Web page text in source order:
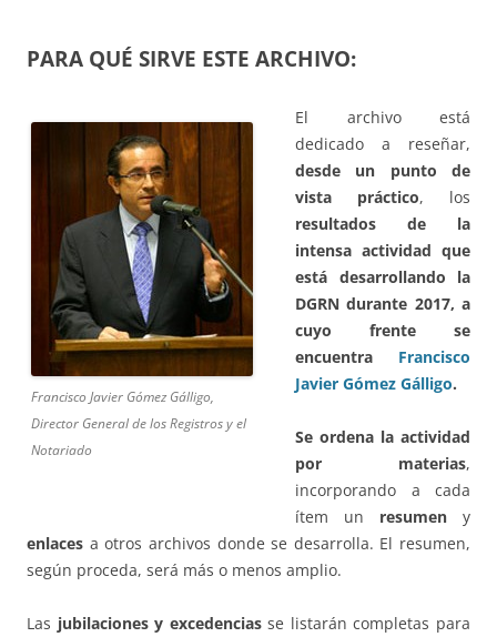
PARA QUÉ SIRVE ESTE ARCHIVO:
Francisco Javier Gómez Gálligo,
Director General de los Registros y el
Notariado
El archivo está
dedicado a reseñar,
desde un punto de
vista práctico, los
resultados de la
intensa actividad que
está desarrollando la
DGRN durante 2017, a
cuyo frente se
encuentra Francisco
Javier Gómez Gálligo.
Se ordena la actividad
por materias,
incorporando a cada
ítem un resumen y
enlaces a otros archivos donde se desarrolla. El resumen,
según proceda, será más o menos amplio.
Las jubilaciones y excedenciasse listarán completas para